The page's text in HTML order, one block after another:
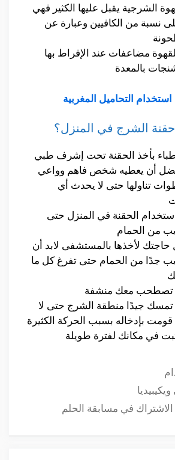
الشرجية يقبل عليها الكثير فهي
نسبة من الكافيين وعبارة عن
مضاعفات عند الإفراط بها
بالمعدة
استخدام التحاميل المغربية
الشرج في المنزل؟
بأخذ الحقنة تحت إشرف طبي
أن يعطيه شخص فاهم وواعي
تناولها حتى لا يحدث أي
الحقنة في المنزل حتى
من الحمام
لأخذها بالمستشفى لابد أن
جدًا من الحمام حتى تفرغ كل ما
تصطحب معك منشفة
جيدًا منطقة الشرج حتى لا
بإدخاله بسبب الحركة الكثيرة
في مكانك لفترة طويلة
الاشتراك في مسابقة الحلم